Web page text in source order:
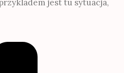
jest tu sytuacja,